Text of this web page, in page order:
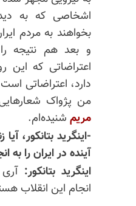
اشخاصی که به
بخواهند به مردم
و بعد هم نتیجه
اعتراضاتی که این
دارد، اعتراضاتی
من پژواک
مریم شنیده‌ام.
-اینگرید بتانکور،
آینده در ایران را به
اینگرید بتانکور:
انجام این انقلاب